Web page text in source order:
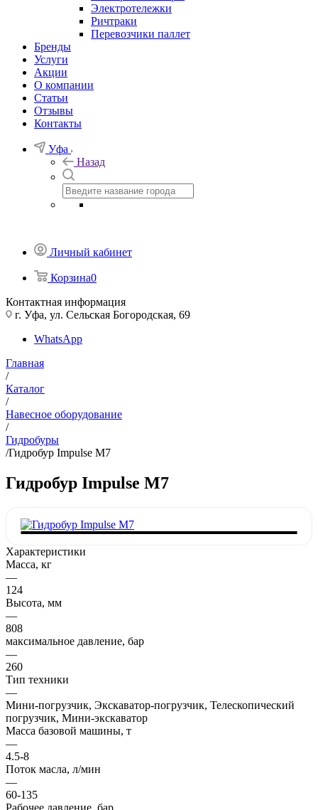
Электротележки
Ричтраки
Перевозчики паллет
Бренды
Услуги
Акции
О компании
Статьи
Отзывы
Контакты
Уфа
Назад
Личный кабинет
Корзина0
Контактная информация
г. Уфа, ул. Сельская Богородская, 69
WhatsApp
Главная
/
Каталог
/
Навесное оборудование
/
Гидробуры
/Гидробур Impulse M7
Гидробур Impulse M7
Характеристики
Масса, кг
—
124
Высота, мм
—
808
максимальное давление, бар
—
260
Тип техники
—
Мини-погрузчик, Экскаватор-погрузчик, Телескопический
погрузчик, Мини-экскаватор
Масса базовой машины, т
—
4.5-8
Поток масла, л/мин
—
60-135
Рабочее давление, бар